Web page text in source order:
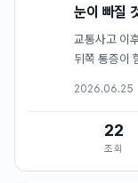
눈이 빠질
교통사고 이
뒤쪽 통증이
2026.06.25
22
조회